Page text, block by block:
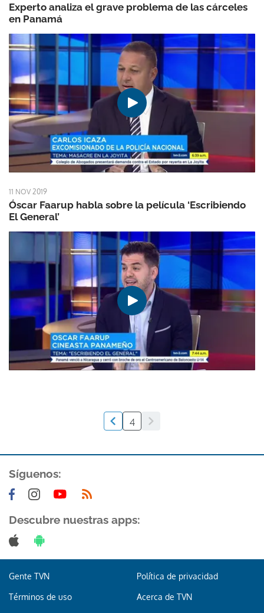
Experto analiza el grave problema de las cárceles
en Panamá
11 NOV 2019
Óscar Faarup habla sobre la película ‘Escribiendo
El General’
4
Síguenos:
Descubre nuestras apps:
Gente TVN Política de privacidad
Términos de uso Acerca de TVN